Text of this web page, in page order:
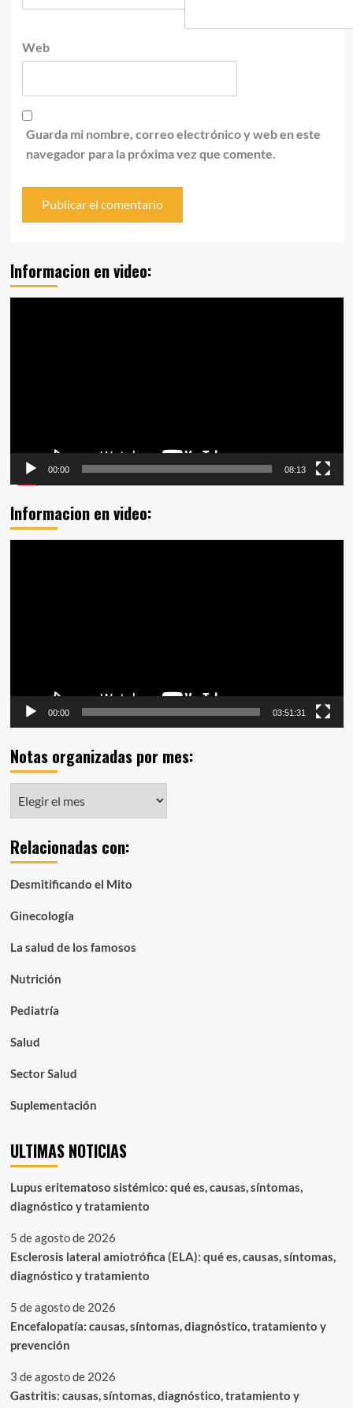
Web
Guarda mi nombre, correo electrónico y web en este
navegador para la próxima vez que comente.
Informacion en video:
00:00 08:13
Informacion en video:
00:00 03:51:31
Notas organizadas por mes:
organizadas
mes:
Relacionadas con:
Desmitificando el Mito
Ginecología
La salud de los famosos
Nutrición
Pediatría
Salud
Sector Salud
Suplementación
ULTIMAS NOTICIAS
Lupus eritematoso sistémico: qué es, causas, síntomas,
diagnóstico y tratamiento
5 de agosto de 2026
Esclerosis lateral amiotrófica (ELA): qué es, causas, síntomas,
diagnóstico y tratamiento
5 de agosto de 2026
Encefalopatía: causas, síntomas, diagnóstico, tratamiento y
prevención
3 de agosto de 2026
Gastritis: causas, síntomas, diagnóstico, tratamiento y